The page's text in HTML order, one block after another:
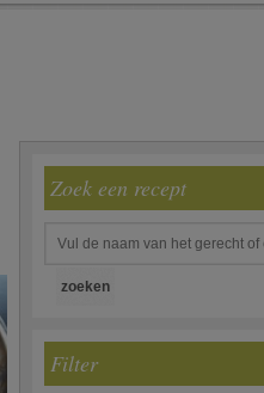
Zoek een recept
Filter